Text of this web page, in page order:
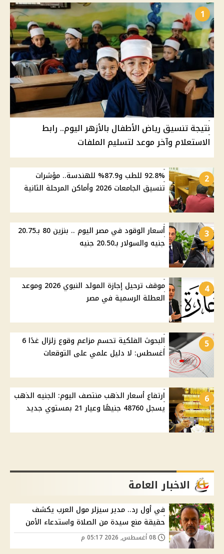
1
نتيجة تنسيق رياض الأطفال بالأزهر اليوم.. رابط
الاستعلام وآخر موعد لتسليم الملفات
2
92.8% للطب و87.9% للهندسة.. مؤشرات
تنسيق الجامعات 2026 وأماكن المرحلة الثانية
3
أسعار الوقود في مصر اليوم .. بنزين 80 بـ20.75
جنيه والسولار بـ20.50 جنيه
4
موقف ترحيل إجازة المولد النبوي 2026 وموعد
العطلة الرسمية في مصر
5
البحوث الفلكية تحسم مزاعم وقوع زلزال غدًا 6
أغسطس: لا دليل علمي على التوقعات
6
ارتفاع أسعار الذهب منتصف اليوم: الجنيه الذهب
يسجل 48760 جنيهًا وعيار 21 بمستوي جديد
الاخبار العامة
في أول رد.. مدير سيزلر مول العرب يكشف
حقيقة منع سيدة من الصلاة واستدعاء الأمن